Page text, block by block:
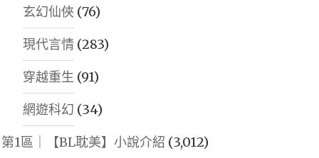
玄幻仙俠 (76)
現代言情(283)
穿越重生 (91)
網遊科幻 (34)
第1區｜【BL耽美】小說介紹 (3,012)